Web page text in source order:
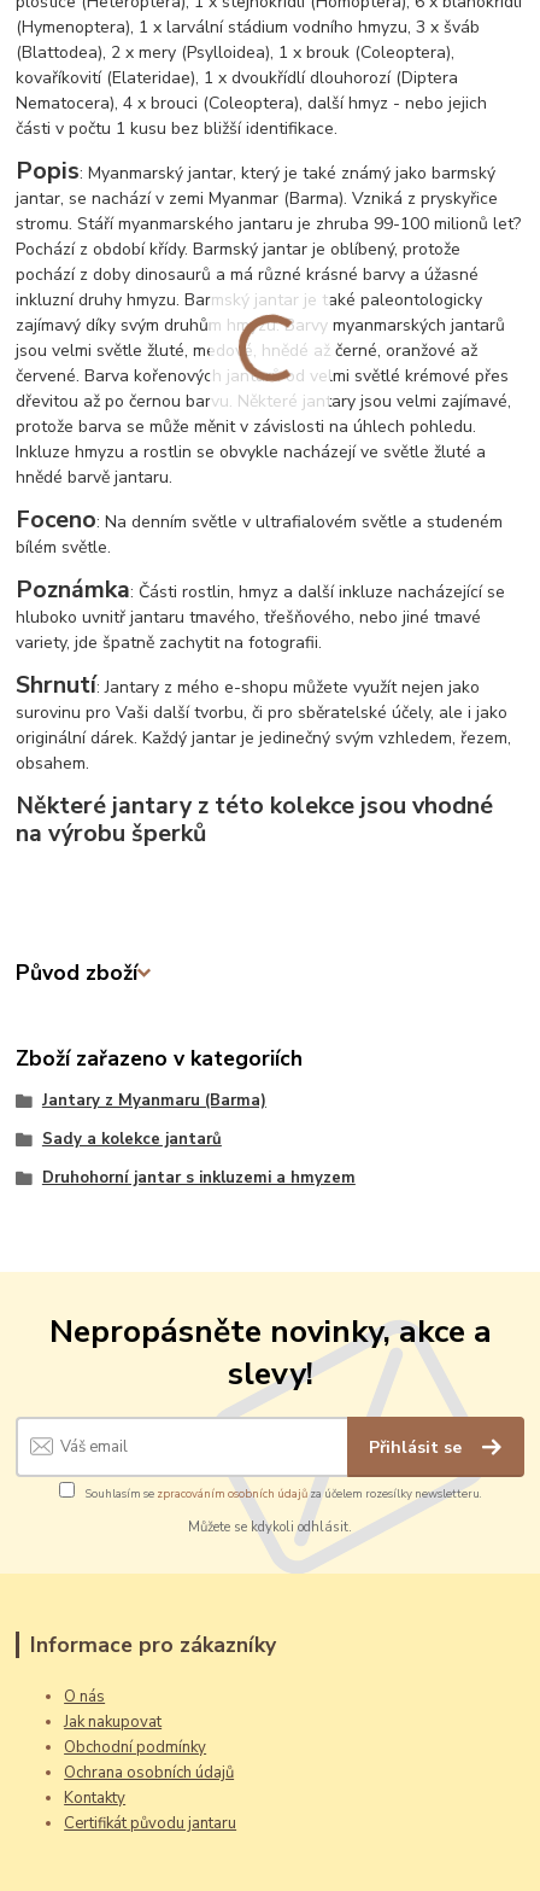
(Hymenoptera), 1 x larvální stádium vodního hmyzu, 3 x šváb
(Blattodea), 2 x mery (Psylloidea), 1 x brouk (Coleoptera),
kovaříkovití (Elateridae), 1 x dvoukřídlí dlouhorozí (Diptera
Nematocera), 4 x brouci (Coleoptera), další hmyz - nebo jejich
části v počtu 1 kusu bez bližší identifikace.
Popis: Myanmarský jantar, který je také známý jako barmský
jantar, se nachází v zemi Myanmar (Barma). Vzniká z pryskyřice
stromu. Stáří myanmarského jantaru je zhruba 99-100 milionů let?
Pochází z období křídy. Barmský jantar je oblíbený, protože
pochází z doby dinosaurů a má různé krásné barvy a úžasné
inkluzní druhy hmyzu. Barmský jantar je také paleontologicky
zajímavý díky svým druhům hmyzu. Barvy myanmarských jantarů
jsou velmi světle žluté, medové, hnědé až černé, oranžové až
červené. Barva kořenových jantarů od velmi světlé krémové přes
dřevitou až po černou barvu. Některé jantary jsou velmi zajímavé,
protože barva se může měnit v závislosti na úhlech pohledu.
Inkluze hmyzu a rostlin se obvykle nacházejí ve světle žluté a
hnědé barvě jantaru.
Foceno: Na denním světle v ultrafialovém světle a studeném
bílém světle.
Poznámka: Části rostlin, hmyz a další inkluze nacházející se
hluboko uvnitř jantaru tmavého, třešňového, nebo jiné tmavé
variety, jde špatně zachytit na fotografii.
Shrnutí: Jantary z mého e-shopu můžete využít nejen jako
surovinu pro Vaši další tvorbu, či pro sběratelské účely, ale i jako
originální dárek. Každý jantar je jedinečný svým vzhledem, řezem,
obsahem.
Některé jantary z této kolekce jsou vhodné
na výrobu šperků
Původ zboží
Zboží zařazeno v kategoriích
Jantary z Myanmaru (Barma)
Sady a kolekce jantarů
Druhohorní jantar s inkluzemi a hmyzem
Nepropásněte novinky, akce a
slevy!
Přihlásit se
Souhlasím se zpracováním osobních údajůza účelem rozesílky newsletteru.
Můžete se kdykoli odhlásit.
Informace pro zákazníky
O nás
Jak nakupovat
Obchodní podmínky
Ochrana osobních údajů
Kontakty
Certifikát původu jantaru